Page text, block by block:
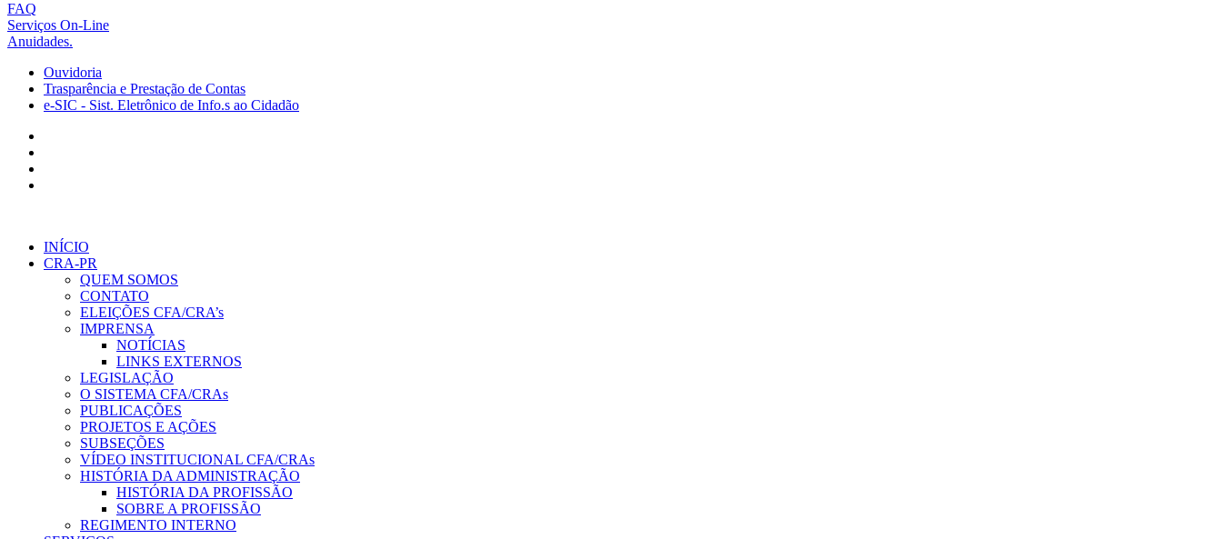
FAQ
Serviços On-Line
Anuidades.
Ouvidoria
Trasparência e Prestação de Contas
e-SIC - Sist. Eletrônico de Info.s ao Cidadão
INÍCIO
CRA-PR
QUEM SOMOS
CONTATO
ELEIÇÕES CFA/CRA’s
IMPRENSA
NOTÍCIAS
LINKS EXTERNOS
LEGISLAÇÃO
O SISTEMA CFA/CRAs
PUBLICAÇÕES
PROJETOS E AÇÕES
SUBSEÇÕES
VÍDEO INSTITUCIONAL CFA/CRAs
HISTÓRIA DA ADMINISTRAÇÃO
HISTÓRIA DA PROFISSÃO
SOBRE A PROFISSÃO
REGIMENTO INTERNO